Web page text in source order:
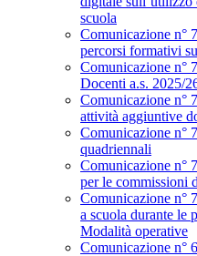
scuola
Comunicazione n°
percorsi formativi
Comunicazione n°
Docenti a.s. 2025/
Comunicazione n°
attività aggiuntive
Comunicazione n°
quadriennali
Comunicazione n°
per le commissioni
Comunicazione n°
a scuola durante le
Modalità operative
Comunicazione n°